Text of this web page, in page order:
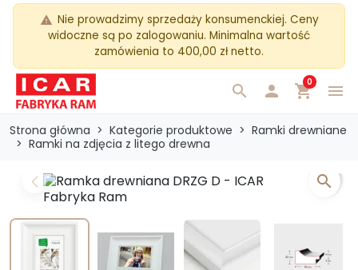
warning Nie prowadzimy sprzedaży konsumenckiej. Ceny
widoczne są po zalogowaniu. Minimalna wartość
zamówienia to 400,00 zł netto.
menu
search  shopping_cart
0
Strona główna Kategorie produktowe
Ramki drewniane
Ramki na zdjęcia z litego drewna
Previous Next
search